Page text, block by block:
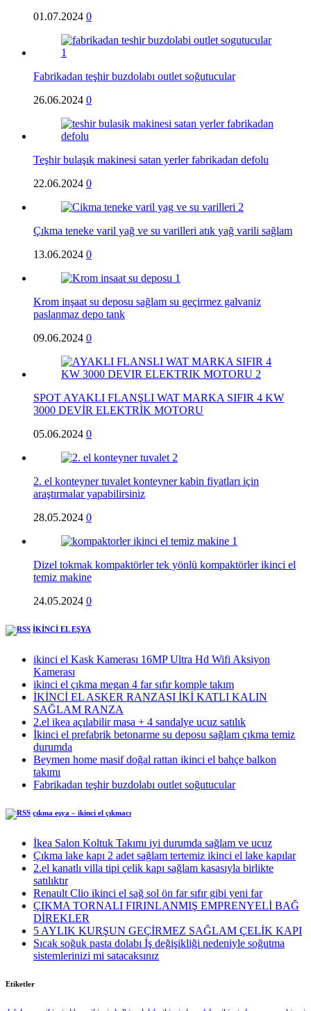
01.07.2024 0
Fabrikadan teşhir buzdolabı outlet soğutucular
26.06.2024 0
Teşhir bulaşık makinesi satan yerler fabrikadan defolu
22.06.2024 0
Çıkma teneke varil yağ ve su varilleri atık yağ varili sağlam
13.06.2024 0
Krom inşaat su deposu sağlam su geçirmez galvaniz
paslanmaz depo tank
09.06.2024 0
SPOT AYAKLI FLANŞLI WAT MARKA SIFIR 4 KW
3000 DEVİR ELEKTRİK MOTORU
05.06.2024 0
2. el konteyner tuvalet konteyner kabin fiyatları için
araştırmalar yapabilirsiniz
28.05.2024 0
Dizel tokmak kompaktörler tek yönlü kompaktörler ikinci el
temiz makine
24.05.2024 0
İKİNCİ EL EŞYA
ikinci el Kask Kamerası 16MP Ultra Hd Wifi Aksiyon
Kamerası
ikinci el çıkma megan 4 far sıfır komple takım
İKİNCİ EL ASKER RANZASI İKİ KATLI KALIN
SAĞLAM RANZA
2.el ikea açılabilir masa + 4 sandalye ucuz satılık
İkinci el prefabrik betonarme su deposu sağlam çıkma temiz
durumda
Beymen home masif doğal rattan ikinci el bahçe balkon
takımı
Fabrikadan teşhir buzdolabı outlet soğutucular
çıkma eşya – ikinci el çıkmacı
İkea Salon Koltuk Takımı iyi durumda sağlam ve ucuz
Çıkma lake kapı 2 adet sağlam tertemiz ikinci el lake kapılar
2.el kanatlı villa tipi çelik kapı sağlam kasasıyla birlikte
satılıktır
Renault Clio ikinci el sağ sol ön far sıfır gibi yeni far
ÇIKMA TORNALI FIRINLANMIŞ EMPRENYELİ BAĞ
DİREKLER
5 AYLIK KURŞUN GEÇİRMEZ SAĞLAM ÇELİK KAPI
Sıcak soğuk pasta dolabı İş değişikliği nedeniyle soğutma
sistemlerinizi mi satacaksınız
Etiketler